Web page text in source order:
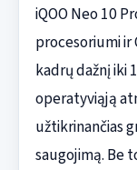
iQOO Neo 10
procesoriumi
kadrų dažnį iki
operatyviąją
užtikrinančias
saugojimą. Be